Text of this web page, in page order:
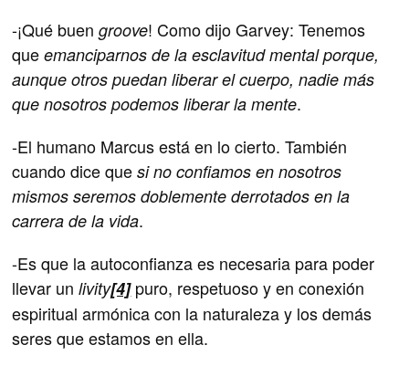
-¡Qué buengroove! Como dijo Garvey: Tenemos
queemanciparnos de la esclavitud mental porque,
aunque otros puedan liberar el cuerpo, nadie más
que nosotros podemos liberar la mente.
-El humano Marcus está en lo cierto. También
cuando dice quesi no confiamos en nosotros
mismos seremos doblemente derrotados en la
carrera de la vida.
-Es que la autoconfianza es necesaria para poder
llevar unlivity[4]puro, respetuoso y en conexión
espiritual armónica con la naturaleza y los demás
seres que estamos en ella.